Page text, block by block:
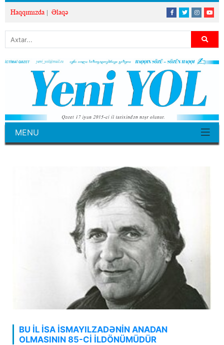
Haqqımızda Əlaqə
MENU
BU İL İSA İSMAYILZADƏNİN ANADAN
OLMASININ 85-Cİ İLDÖNÜMÜDÜR